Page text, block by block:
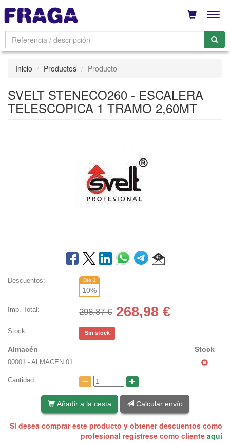
Inicio Productos Producto
SVELT STENECO260 - ESCALERA
TELESCOPICA 1 TRAMO 2,60MT
Descuentos: Dto.1
10%
Imp. Total: 298,87 € 268,98 €
Stock: Sin stock
Almacén Stock
00001 - ALMACEN 01
Cantidad:
Añadir a la cesta Calcular envío
Si desea comprar este producto y obtener descuentos como
profesional regístrese como cliente aquí